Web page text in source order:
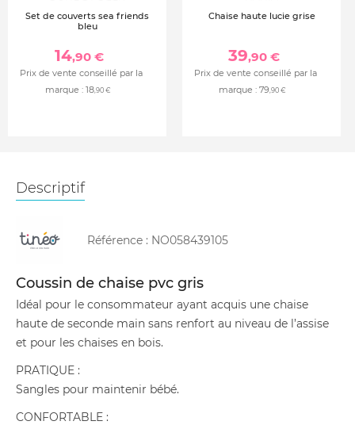
Set de couverts sea friends
bleu
14,90 €
Prix de vente conseillé par la
marque : 18,90 €
Chaise haute lucie grise
39,90 €
Prix de vente conseillé par la
marque : 79,90 €
Descriptif
Référence : NO058439105
Coussin de chaise pvc gris
Idéal pour le consommateur ayant acquis une chaise
haute de seconde main sans renfort au niveau de l’assise
et pour les chaises en bois.
PRATIQUE :
Sangles pour maintenir bébé.
CONFORTABLE :